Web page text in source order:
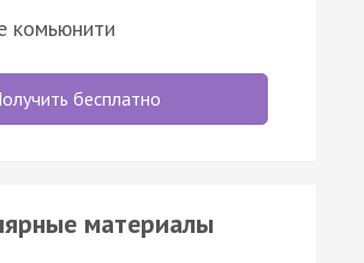
комьюнити
бесплатно
материалы